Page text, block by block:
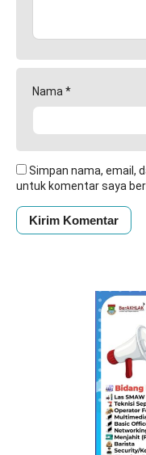
Nama*
Simpan nama, email,
untuk komentar saya